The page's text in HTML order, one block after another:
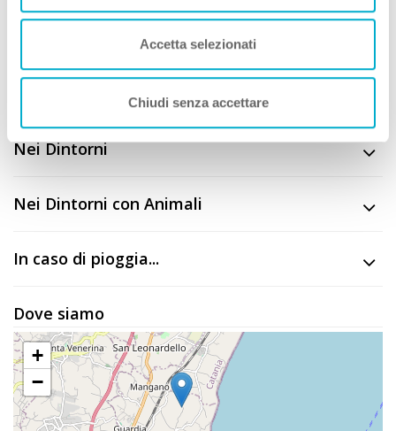
Accetta selezionati
Chiudi senza accettare
Descrizione
CIN IT087004C22VN4YIXN
Nei Dintorni
Nei Dintorni con Animali
In caso di pioggia...
Dove siamo
+
−